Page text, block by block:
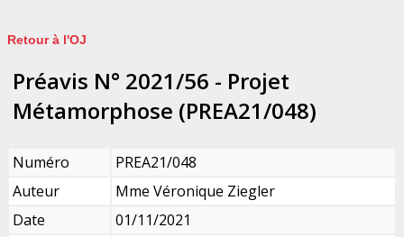
Retour à l'OJ
Préavis N° 2021/56 - Projet
Métamorphose (PREA21/048)
Numéro
PREA21/048
Auteur
Mme Véronique Ziegler
Date
01/11/2021